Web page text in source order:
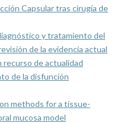
Capsular tras cirugía de
y tratamiento del
de la evidencia actual
recurso de actualidad
de la disfunción
methods for a tissue-
mucosa model